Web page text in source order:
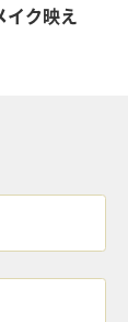
イク映え